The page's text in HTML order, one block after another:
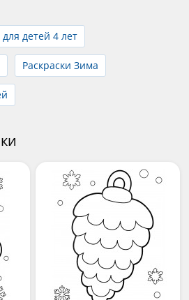
детей 4 лет
Раскраски Зима